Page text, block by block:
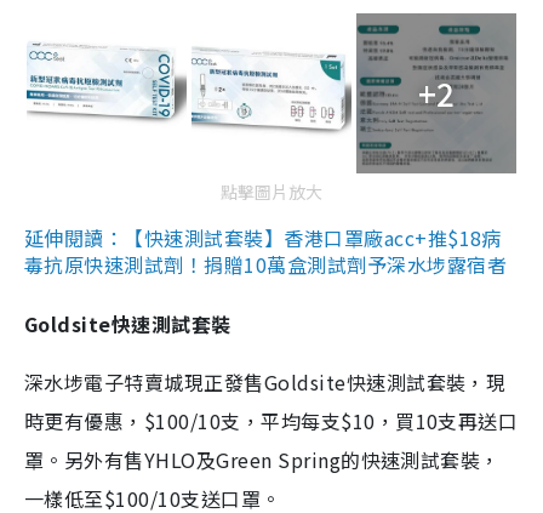
+2
點擊圖片放大
延伸閱讀：【快速測試套裝】香港口罩廠acc+推$18病
毒抗原快速測試劑！捐贈10萬盒測試劑予深水埗露宿者
Goldsite快速測試套裝
深水埗電子特賣城現正發售Goldsite快速測試套裝，現
時更有優惠，$100/10支，平均每支$10，買10支再送口
罩。另外有售YHLO及Green Spring的快速測試套裝，
一樣低至$100/10支送口罩。